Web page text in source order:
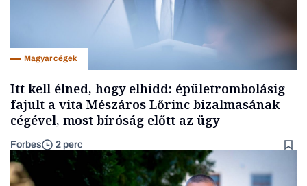
Magyar cégek
Itt kell élned, hogy elhidd: épületrombolásig
fajult a vita Mészáros Lőrinc bizalmasának
cégével, most bíróság előtt az ügy
Forbes 2 perc